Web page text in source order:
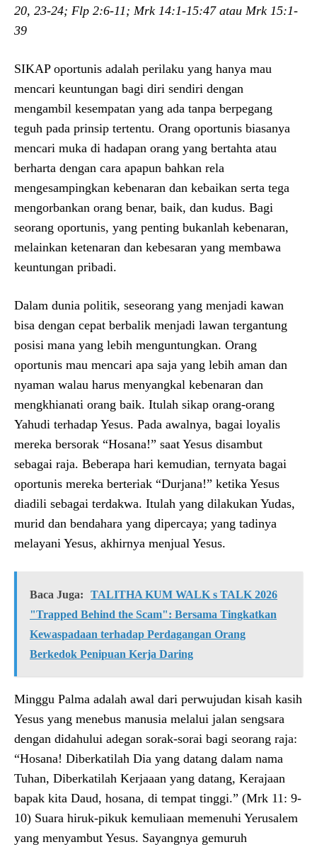
20, 23-24; Flp 2:6-11; Mrk 14:1-15:47 atau Mrk 15:1-
39
SIKAP oportunis adalah perilaku yang hanya mau
mencari keuntungan bagi diri sendiri dengan
mengambil kesempatan yang ada tanpa berpegang
teguh pada prinsip tertentu. Orang oportunis biasanya
mencari muka di hadapan orang yang bertahta atau
berharta dengan cara apapun bahkan rela
mengesampingkan kebenaran dan kebaikan serta tega
mengorbankan orang benar, baik, dan kudus. Bagi
seorang oportunis, yang penting bukanlah kebenaran,
melainkan ketenaran dan kebesaran yang membawa
keuntungan pribadi.
Dalam dunia politik, seseorang yang menjadi kawan
bisa dengan cepat berbalik menjadi lawan tergantung
posisi mana yang lebih menguntungkan. Orang
oportunis mau mencari apa saja yang lebih aman dan
nyaman walau harus menyangkal kebenaran dan
mengkhianati orang baik. Itulah sikap orang-orang
Yahudi terhadap Yesus. Pada awalnya, bagai loyalis
mereka bersorak “Hosana!” saat Yesus disambut
sebagai raja. Beberapa hari kemudian, ternyata bagai
oportunis mereka berteriak “Durjana!” ketika Yesus
diadili sebagai terdakwa. Itulah yang dilakukan Yudas,
murid dan bendahara yang dipercaya; yang tadinya
melayani Yesus, akhirnya menjual Yesus.
Baca Juga:
TALITHA KUM WALK s TALK 2026
"Trapped Behind the Scam": Bersama Tingkatkan
Kewaspadaan terhadap Perdagangan Orang
Berkedok Penipuan Kerja Daring
Minggu Palma adalah awal dari perwujudan kisah kasih
Yesus yang menebus manusia melalui jalan sengsara
dengan didahului adegan sorak-sorai bagi seorang raja:
“Hosana! Diberkatilah Dia yang datang dalam nama
Tuhan, Diberkatilah Kerjaaan yang datang, Kerajaan
bapak kita Daud, hosana, di tempat tinggi.” (Mrk 11: 9-
10) Suara hiruk-pikuk kemuliaan memenuhi Yerusalem
yang menyambut Yesus. Sayangnya gemuruh